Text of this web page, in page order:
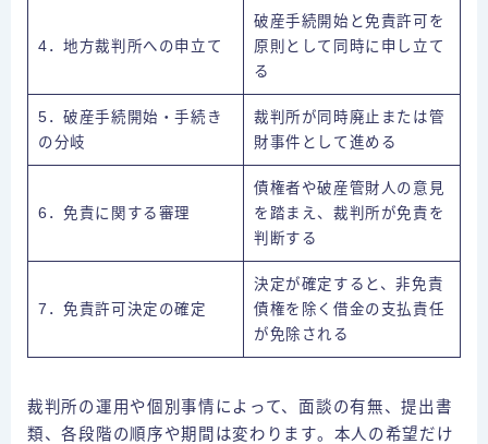
4．地方裁判所への申立て
破産手続開始と免責許可を
原則として同時に申し立て
る
5．破産手続開始・手続き
の分岐
裁判所が同時廃止または管
財事件として進める
6．免責に関する審理
債権者や破産管財人の意見
を踏まえ、裁判所が免責を
判断する
7．免責許可決定の確定
決定が確定すると、非免責
債権を除く借金の支払責任
が免除される
裁判所の運用や個別事情によって、面談の有無、提出書
類、各段階の順序や期間は変わります。本人の希望だけ